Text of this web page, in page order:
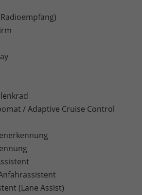
/ Adaptive Cruise Control
(Lane Assist)